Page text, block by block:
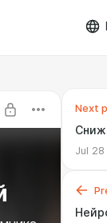
Next
Jul